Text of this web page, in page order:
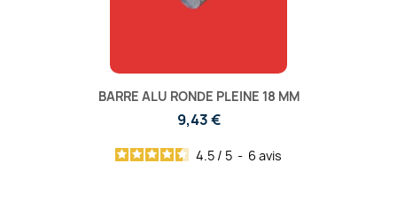
BARRE ALU RONDE PLEINE 18 MM
9,43 €
4.5 / 5 - 6 avis